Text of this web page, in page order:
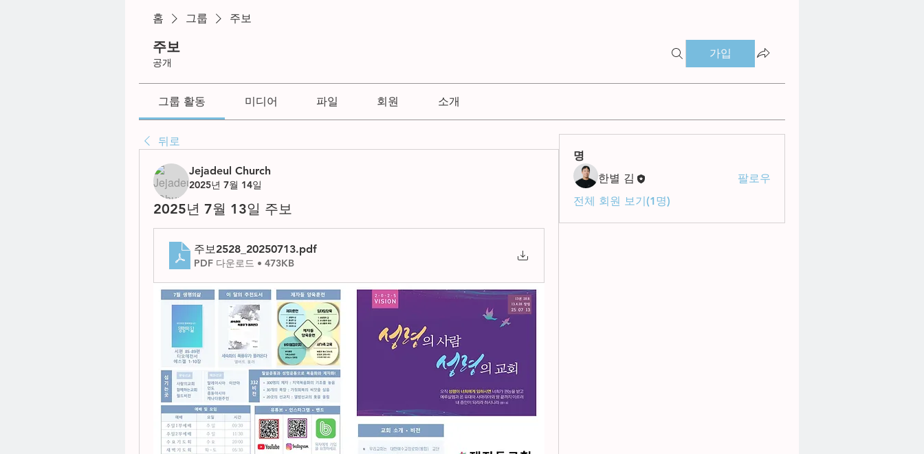
홈 그룹 주보
주보
공개
가입
그룹 활동 미디어 파일 회원 소개
뒤로
Jejadeul Church
2025년 7월 14일
2025년 7월 13일 주보
주보2528_20250713.pdf
PDF 다운로드 • 473KB
명
한별 김
팔로우
전체 회원 보기(1명)